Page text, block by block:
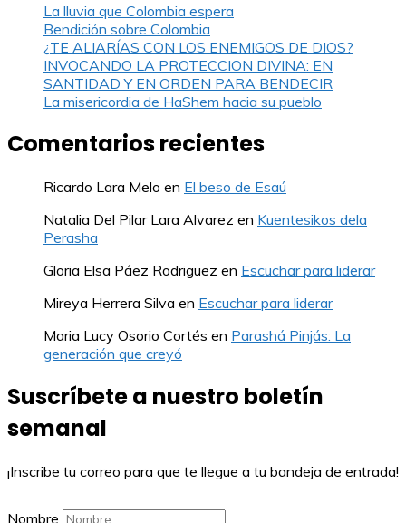
La lluvia que Colombia espera
Bendición sobre Colombia
¿TE ALIARÍAS CON LOS ENEMIGOS DE DIOS?
INVOCANDO LA PROTECCION DIVINA: EN
SANTIDAD Y EN ORDEN PARA BENDECIR
La misericordia de HaShem hacia su pueblo
Comentarios recientes
Ricardo Lara Melo en El beso de Esaú
Natalia Del Pilar Lara Alvarez en Kuentesikos dela
Perasha
Gloria Elsa Páez Rodriguez en Escuchar para liderar
Mireya Herrera Silva en Escuchar para liderar
Maria Lucy Osorio Cortés en Parashá Pinjás: La
generación que creyó
Suscríbete a nuestro boletín
semanal
¡Inscribe tu correo para que te llegue a tu bandeja de entrada!
Nombre